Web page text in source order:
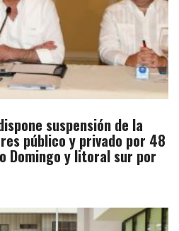
suspensión de la
público y privado por 48
Domingo y litoral sur por